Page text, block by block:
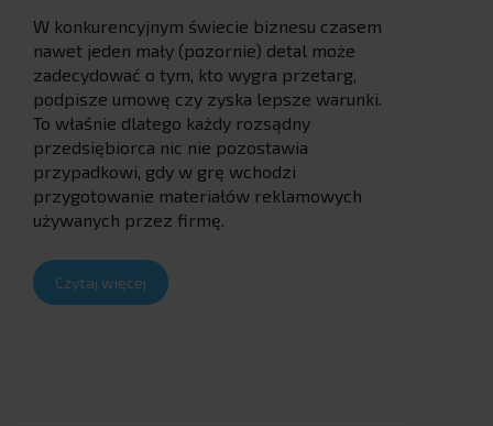
W konkurencyjnym świecie biznesu czasem
nawet jeden mały (pozornie) detal może
zadecydować o tym, kto wygra przetarg,
podpisze umowę czy zyska lepsze warunki.
To właśnie dlatego każdy rozsądny
przedsiębiorca nic nie pozostawia
przypadkowi, gdy w grę wchodzi
przygotowanie materiałów reklamowych
używanych przez firmę.
Czytaj więcej